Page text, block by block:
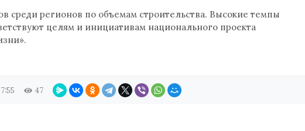
среди регионов по объемам строительства. Высокие темпы
целям и инициативам национального проекта
47